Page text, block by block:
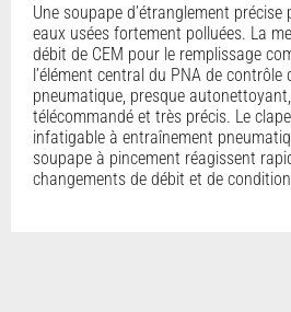
Une soupape d’étranglement précise
eaux usées fortement polluées. La
débit de CEM pour le remplissage
l’élément central du PNA de contrôle
pneumatique, presque autonettoyant,
télécommandé et très précis. Le
infatigable à entraînement
soupape à pincement réagissent
changements de débit et de